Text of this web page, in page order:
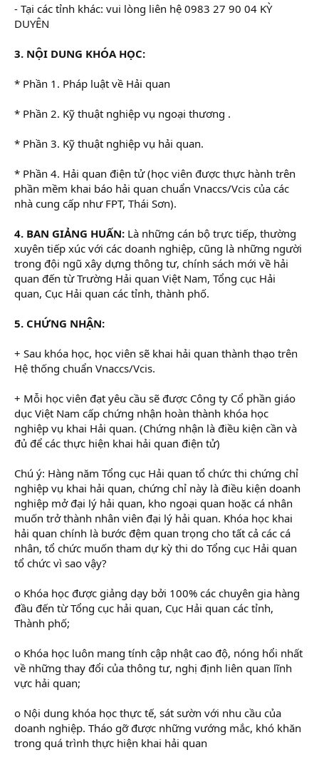
- Tại các tỉnh khác: vui lòng liên hệ 0983 27 90 04 KỲ
DUYÊN
3. NỘI DUNG KHÓA HỌC:
* Phần 1. Pháp luật về Hải quan
* Phần 2. Kỹ thuật nghiệp vụ ngoại thương .
* Phần 3. Kỹ thuật nghiệp vụ hải quan.
* Phần 4. Hải quan điện tử (học viên được thực hành trên
phần mềm khai báo hải quan chuẩn Vnaccs/Vcis của các
nhà cung cấp như FPT, Thái Sơn).
4. BAN GIẢNG HUẤN: Là những cán bộ trực tiếp, thường
xuyên tiếp xúc với các doanh nghiệp, cũng là những người
trong đội ngũ xây dựng thông tư, chính sách mới về hải
quan đến từ Trường Hải quan Việt Nam, Tổng cục Hải
quan, Cục Hải quan các tỉnh, thành phố.
5. CHỨNG NHẬN:
+ Sau khóa học, học viên sẽ khai hải quan thành thạo trên
Hệ thống chuẩn Vnaccs/Vcis.
+ Mỗi học viên đạt yêu cầu sẽ được Công ty Cổ phần giáo
dục Việt Nam cấp chứng nhận hoàn thành khóa học
nghiệp vụ khai Hải quan. (Chứng nhận là điều kiện cần và
đủ để các thực hiện khai hải quan điện tử)
Chú ý: Hàng năm Tổng cục Hải quan tổ chức thi chứng chỉ
nghiệp vụ khai hải quan, chứng chỉ này là điều kiện doanh
nghiệp mở đại lý hải quan, kho ngoại quan hoặc cá nhân
muốn trở thành nhân viên đại lý hải quan. Khóa học khai
hải quan chính là bước đệm quan trọng cho tất cả các cá
nhân, tổ chức muốn tham dự kỳ thi do Tổng cục Hải quan
tổ chức vì sao vậy?
o Khóa học được giảng dạy bởi 100% các chuyên gia hàng
đầu đến từ Tổng cục hải quan, Cục Hải quan các tỉnh,
Thành phố;
o Khóa học luôn mang tính cập nhật cao độ, nóng hổi nhất
về những thay đổi của thông tư, nghị định liên quan lĩnh
vực hải quan;
o Nội dung khóa học thực tế, sát sườn với nhu cầu của
doanh nghiệp. Tháo gỡ được những vướng mắc, khó khăn
trong quá trình thực hiện khai hải quan